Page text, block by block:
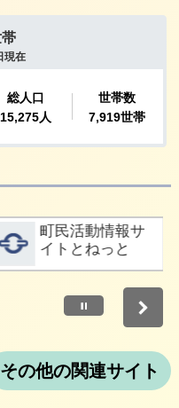
詳細をみる
町民活動情報サ
イトとねっと
停止
その他の関連サイト